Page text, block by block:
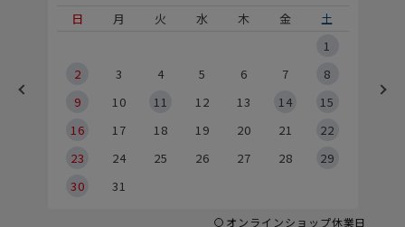
日
月 火 水 木 金
土
1
2
3 4 5 6 7
8
9
10 11 12 13 14
15
16
17 18 19 20 21
22
23
24 25 26 27 28
29
30
31
オンラインショップ休業日